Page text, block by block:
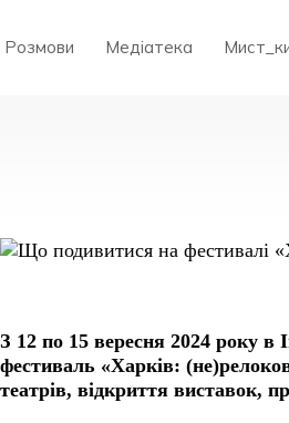
Розмови Медіатека
З 12 по 15 вересня 2024 року в
фестиваль «Харків:
театрів, відкриття виставок,